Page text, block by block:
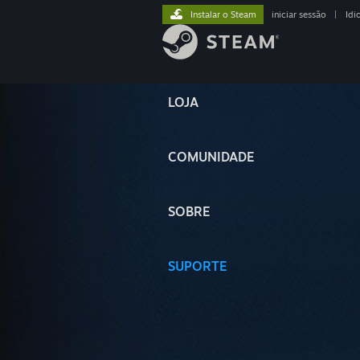
LOJA
COMUNIDADE
SOBRE
SUPORTE
Instalar o Steam iniciar sessão